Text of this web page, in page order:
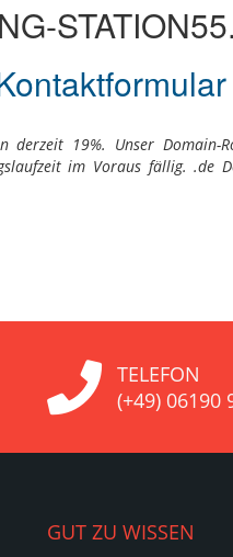
19%. Unser
im Voraus fällig. .de
TELEFON
(+49) 06190
GUT ZU WISSEN